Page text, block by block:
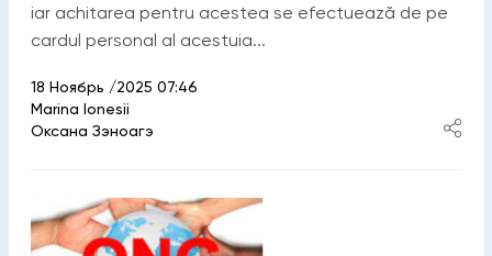
iar achitarea pentru acestea se efectuează de pe
cardul personal al acestuia...
18 Ноябрь /2025 07:46
Marina Ionesii
Оксана Зэноагэ